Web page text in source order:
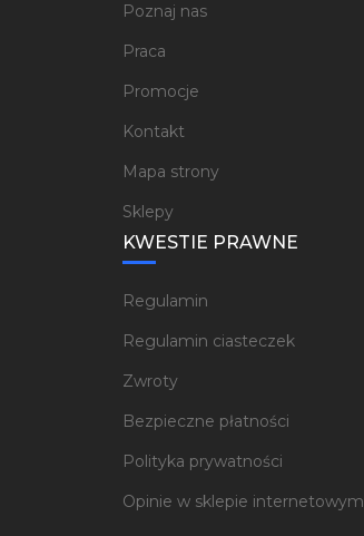
Poznaj nas
Praca
Promocje
Kontakt
Mapa strony
Sklepy
KWESTIE PRAWNE
Regulamin
Regulamin ciasteczek
Zwroty
Bezpieczne płatności
Polityka prywatności
Opinie w sklepie internetowym